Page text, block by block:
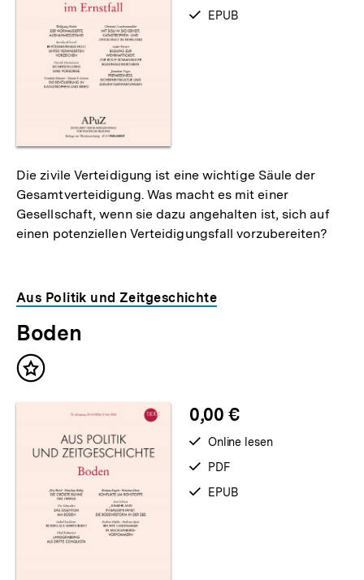
als
verfügbar
EPUB
Die zivile Verteidigung ist eine wichtige Säule der
Gesamtverteidigung. Was macht es mit einer
Gesellschaft, wenn sie dazu angehalten ist, sich auf
einen potenziellen Verteidigungsfall vorzubereiten?
Aus Politik und Zeitgeschichte
Boden
Inhalt
0,00 €
verfügbar
Online lesen
verfügbar
PDF
verfügbar
EPUB